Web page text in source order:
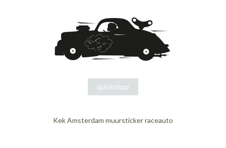
quickshop
Kek Amsterdam muursticker raceauto